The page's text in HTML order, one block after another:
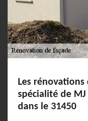
Les
spécialité de MJ
dans le 31450